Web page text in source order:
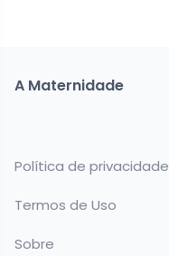
A Maternidade
Política de privacidade
Termos de Uso
Sobre